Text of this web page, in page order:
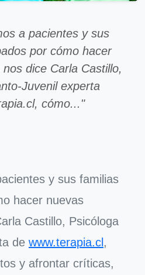
a pacientes y sus
por cómo hacer
dice Carla Castillo,
Juvenil experta
cómo..."
y sus familias
hacer nuevas
Castillo, Psicóloga
de www.terapia.cl ,
y afrontar críticas,